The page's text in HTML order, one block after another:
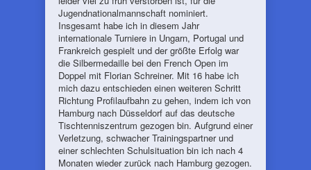
Jugendnationalmannschaft nominiert.
Insgesamt habe ich in diesem Jahr
internationale Turniere in Ungarn, Portugal und
Frankreich gespielt und der größte Erfolg war
die Silbermedaille bei den French Open im
Doppel mit Florian Schreiner. Mit 16 habe ich
mich dazu entschieden einen weiteren Schritt
Richtung Profilaufbahn zu gehen, indem ich von
Hamburg nach Düsseldorf auf das deutsche
Tischtenniszentrum gezogen bin. Aufgrund einer
Verletzung, schwacher Trainingspartner und
einer schlechten Schulsituation bin ich nach 4
Monaten wieder zurück nach Hamburg gezogen.